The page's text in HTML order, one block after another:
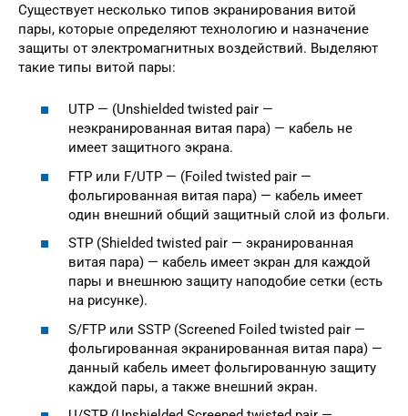
Существует несколько типов экранирования витой
пары, которые определяют технологию и назначение
защиты от электромагнитных воздействий. Выделяют
такие типы витой пары:
UTP — (Unshielded twisted pair —
неэкранированная витая пара) — кабель не
имеет защитного экрана.
FTP или F/UTP — (Foiled twisted pair —
фольгированная витая пара) — кабель имеет
один внешний общий защитный слой из фольги.
STP (Shielded twisted pair — экранированная
витая пара) — кабель имеет экран для каждой
пары и внешнюю защиту наподобие сетки (есть
на рисунке).
S/FTP или SSTP (Screened Foiled twisted pair —
фольгированная экранированная витая пара) —
данный кабель имеет фольгированную защиту
каждой пары, а также внешний экран.